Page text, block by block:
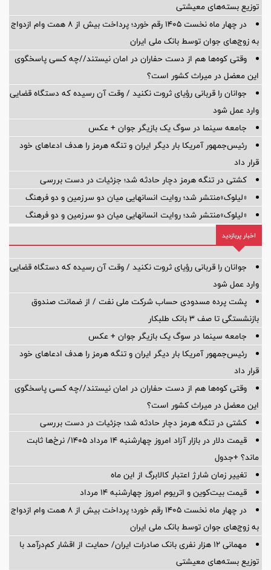
توزیع بسته‌های معیشتی
در چهار ماه نخست ۱۴۰۵ رقم خورد؛ پرداخت بیش از ۸ همت وام ازدواج
به زوج‌های جوان توسط بانک ملی ایران
وقتی کوه‌ها هم از دست حفاران در امان نیستند//چه کسی پاسخگوی
این معضل در میراث کشور است؟
جوانان را قربانی رؤیای ثروت نکنید / وقت آن رسیده که دستگاه قضایی
وارد عمل شود
جامعه سینما در سوگ یک بازیگر جوان + عکس
رئیس‌جمهور آمریکا بار دیگر ایران و تنگه هرمز را هدف ادعاهای خود
قرار داد
کشتی در تنگه هرمز دچار حادثه شد؛ جزئیات در دست بررسی
«لیلوک»منتشر شد؛ روایت انسانهایی میان دو سرزمین و دو فرهنگ
«لیلوک»منتشر شد؛ روایت انسانهایی میان دو سرزمین و دو فرهنگ
اخبار پربازدید
جوانان را قربانی رؤیای ثروت نکنید / وقت آن رسیده که دستگاه قضایی
وارد عمل شود
پشت پرده‌ مسدودی حساب شرکت ملی نفت / از ضمانت صندوق
بازنشستگی تا صف ۳ بانک طلبکار
جامعه سینما در سوگ یک بازیگر جوان + عکس
رئیس‌جمهور آمریکا بار دیگر ایران و تنگه هرمز را هدف ادعاهای خود
قرار داد
وقتی کوه‌ها هم از دست حفاران در امان نیستند//چه کسی پاسخگوی
این معضل در میراث کشور است؟
کشتی در تنگه هرمز دچار حادثه شد؛ جزئیات در دست بررسی
قیمت دلار در بازار آزاد امروز چهارشنبه ۱۴ مرداد ۱۴۰۵/ نرخ‌ها ثابت
ماند؟ +جدول
تغییر زمان شارژ اعتبار کالابرگ از این ماه
قیمت بیت‌کوین و اتریوم امروز چهارشنبه ۱۴ مرداد
در چهار ماه نخست ۱۴۰۵ رقم خورد؛ پرداخت بیش از ۸ همت وام ازدواج
به زوج‌های جوان توسط بانک ملی ایران
مهمانی ۱۲ هزار نفری بانک صادرات ایران/ حمایت از اقشار کم‌درآمد با
توزیع بسته‌های معیشتی